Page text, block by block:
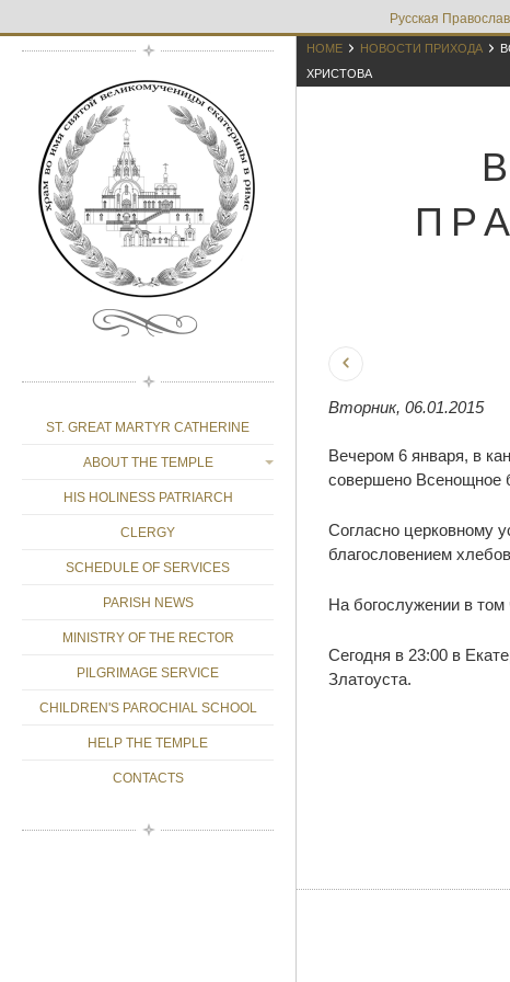
Русская
ST. GREAT MARTYR CATHERINE
ABOUT THE TEMPLE
HIS HOLINESS PATRIARCH
CLERGY
SCHEDULE OF SERVICES
PARISH NEWS
MINISTRY OF THE RECTOR
PILGRIMAGE SERVICE
CHILDREN'S PAROCHIAL SCHOOL
HELP THE TEMPLE
CONTACTS
HOME  НОВОСТИ ПРИХОДА 
ХРИСТОВА
Вторник, 06.01.2015
Вечером 6 января, в
совершено Всенощное
Согласно церковному
благословением
На богослужении в том
Сегодня в 23:00 в
Златоуста.